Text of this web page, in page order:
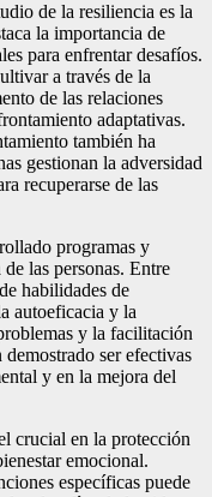
de la resiliencia es la
la importancia de
para enfrentar desafíos.
a través de la
de las relaciones
adaptativas.
también ha
gestionan la adversidad
recuperarse de las
programas y
las personas. Entre
habilidades de
autoeficacia y la
y la facilitación
ser efectivas
y en la mejora del
crucial en la protección
emocional.
específicas puede